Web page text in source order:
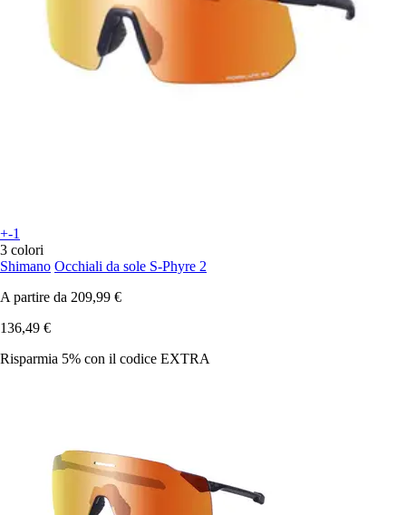
+-1
3 colori
Shimano Occhiali da sole S-Phyre 2
A partire da 209,99 €
136,49 €
Risparmia 5% con il codice EXTRA